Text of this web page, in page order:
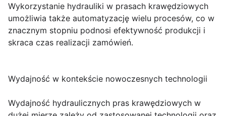
Wykorzystanie hydrauliki w prasach krawędziowych
umożliwia także automatyzację wielu procesów, co w
znacznym stopniu podnosi efektywność produkcji i
skraca czas realizacji zamówień.
Wydajność w kontekście nowoczesnych technologii
Wydajność hydraulicznych pras krawędziowych w